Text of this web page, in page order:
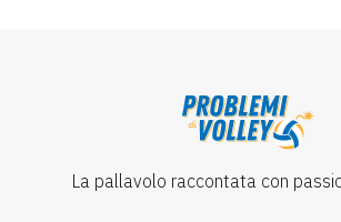
La pallavolo raccontata con